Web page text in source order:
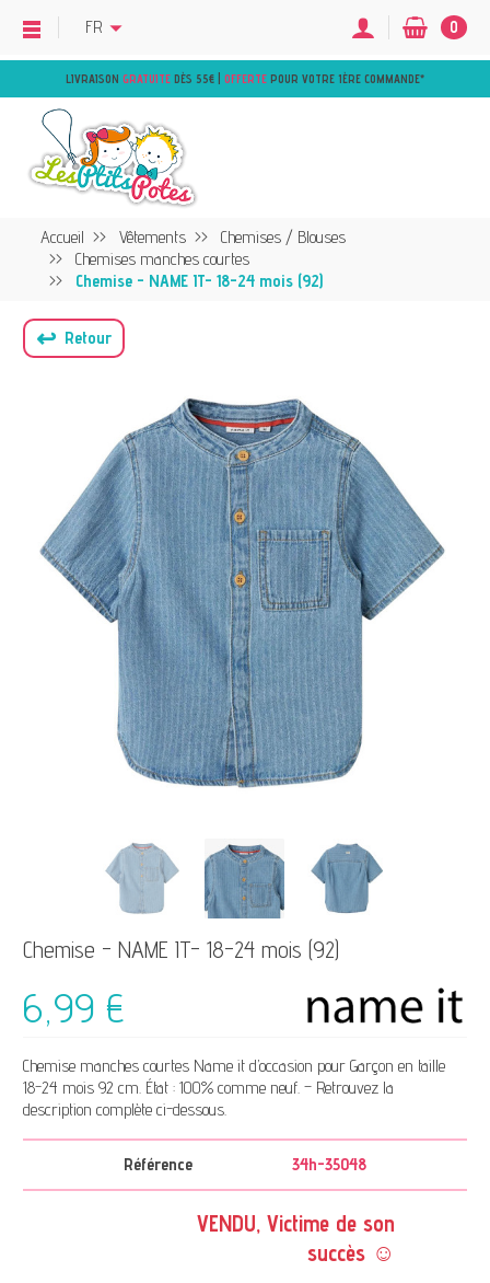
LIVRAISON GRATUITE DÈS 55€ | OFFERTE POUR VOTRE 1ÈRE COMMANDE*
FR 0
Accueil Vêtements
Chemises / Blouses
Chemises manches courtes
Chemise - NAME IT- 18-24 mois (92)
↩ Retour
Chemise - NAME IT- 18-24 mois (92)
6,99 €
Chemise manches courtes Name it d’occasion pour Garçon en taille
18-24 mois 92 cm. État : 100% comme neuf. – Retrouvez la
description complète ci-dessous.
Référence 34h-35048
VENDU, Victime de son
succès ☺